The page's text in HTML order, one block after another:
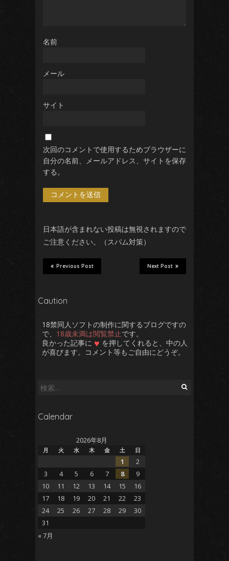
だま
名前
メール
サイト
次回のコメントで使用するためブラウザーに
自分の名前、メールアドレス、サイトを保存
する。
日本語が含まれない投稿は無視されますので
ご注意ください。（スパム対策）
Next Post
Previous Post
Caution
18禁同人ソフトの制作に関するブログですの
で、 18歳未満は閲覧禁止です。
良かった記事に ♥ を押してくれると、中の人
が喜びます。コメント等もご自由にどうぞ。
検
Calendar
2026年8月
月 火 水 木 金 土 日
1
2
3
4 5 6 7 8
9
10
11 12 13 14 15
16
17
18 19 20 21 22
23
24
25 26 27 28 29
30
31
« 7月